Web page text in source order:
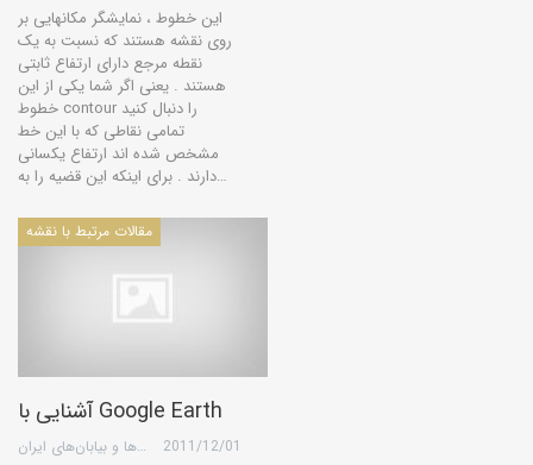
این خطوط ، نمایشگر مکانهایی بر
روی نقشه هستند که نسبت به یک
نقطه مرجع دارای ارتفاع ثابتی
هستند . یعنی اگر شما یکی از این
خطوط contour را دنبال کنید
تمامی نقاطی که با این خط
مشخص شده اند ارتفاع یکسانی
دارند . برای اینکه این قضیه را به…
مقالات مرتبط با نقشه
آشنایی با Google Earth
گروه کویرها و بیابان‌های ایران 2011/12/01